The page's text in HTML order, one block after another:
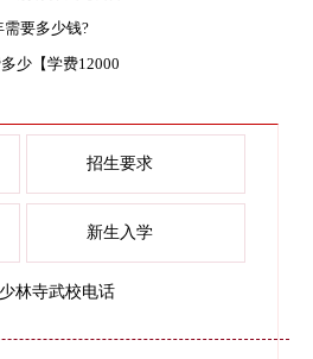
要多少钱?
少【学费12000
招生要求
新生入学